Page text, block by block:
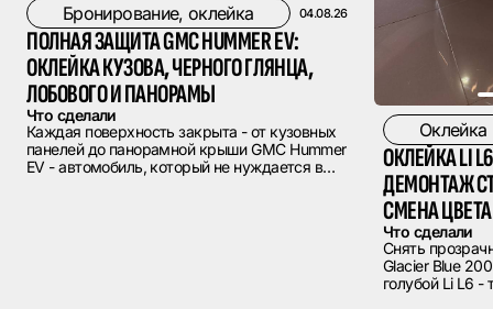
Бронирование, оклейка 04.08.26
ПОЛНАЯ ЗАЩИТА GMC HUMMER EV:
ОКЛЕЙКА КУЗОВА, ЧЕРНОГО ГЛЯНЦА,
ЛОБОВОГО И ПАНОРАМЫ
Что сделали
Каждая поверхность закрыта - от кузовных
панелей до панорамной крыши GMC Hummer
EV - автомобиль, который не нуждается в
Оклейка
ОКЛЕЙКА LI L6
ДЕМОНТАЖ
СМЕНА ЦВЕТА
Что сделали
Снять
Glacier Blue
голубой Li L6 - технологичный электрический